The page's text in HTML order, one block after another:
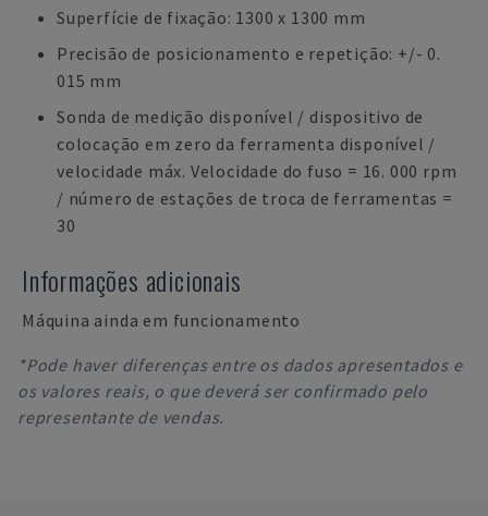
Superfície de fixação: 1300 x 1300 mm
Precisão de posicionamento e repetição: +/- 0.
015 mm
Sonda de medição disponível / dispositivo de
colocação em zero da ferramenta disponível /
velocidade máx. Velocidade do fuso = 16. 000 rpm
/ número de estações de troca de ferramentas =
30
Informações adicionais
Máquina ainda em funcionamento
*Pode haver diferenças entre os dados apresentados e
os valores reais, o que deverá ser confirmado pelo
representante de vendas.